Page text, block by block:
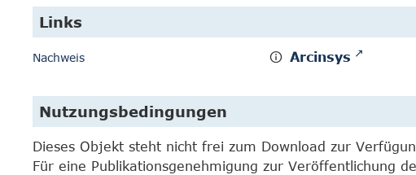
Links
Nachweis Arcinsys
Nutzungsbedingungen
Dieses Objekt steht nicht frei zum Download zur
Für eine Publikationsgenehmigung zur Veröffentlichung